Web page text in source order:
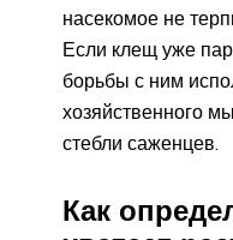
насекомое не
Если клещ уже
борьбы с ним
хозяйственного
стебли саженцев.
Как